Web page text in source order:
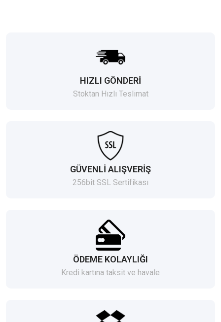
HIZLI GÖNDERİ
Stoktan Hızlı Teslimat
GÜVENLİ ALIŞVERİŞ
256bit SSL Sertifikası
ÖDEME KOLAYLIĞI
Kredi kartına taksit ve havale